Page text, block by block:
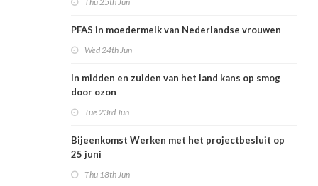
PFAS in moedermelk van Nederlandse vrouwen
Wed 24th Jun
In midden en zuiden van het land kans op smog
door ozon
Tue 23rd Jun
Bijeenkomst Werken met het projectbesluit op
25 juni
Thu 18th Jun